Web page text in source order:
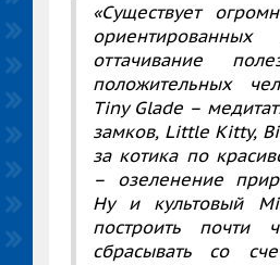
«Существует
оттачивание
положительных
Tiny Glade –
замков, Little Kitty,
за котика по
– озеленение
Ну и культовый
построить почти
сбрасывать со